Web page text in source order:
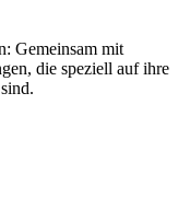
Gemeinsam mit
die speziell auf ihre